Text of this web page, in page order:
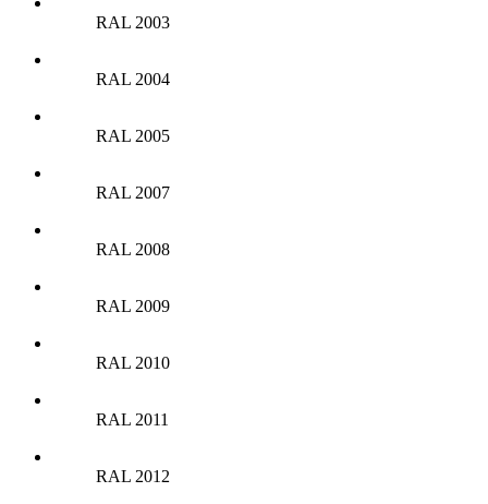
RAL 2003
RAL 2004
RAL 2005
RAL 2007
RAL 2008
RAL 2009
RAL 2010
RAL 2011
RAL 2012